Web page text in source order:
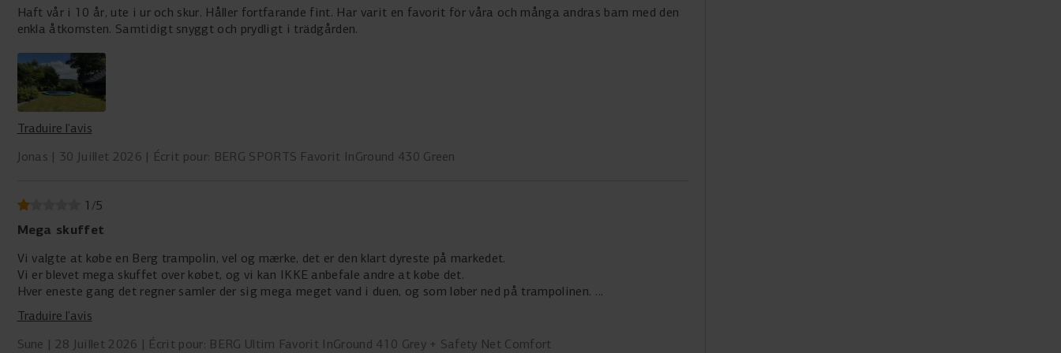
Haft vår i 10 år, ute i ur och skur. Håller fortfarande fint. Har varit en favorit för våra och många andras barn med den
enkla åtkomsten. Samtidigt snyggt och prydligt i trädgården.
Traduire l’avis
Jonas
30 Juillet 2026 Écrit pour: BERG SPORTS Favorit InGround 430 Green
1 /5
Mega skuffet
Vi valgte at købe en Berg trampolin, vel og mærke, det er den klart dyreste på markedet.
Vi er blevet mega skuffet over købet, og vi kan IKKE anbefale andre at købe det.
Hver eneste gang det regner samler der sig mega meget vand i duen, og som løber ned på trampolinen.
Det tager så lang tid at få det fjernet…
Traduire l’avis
Sune
28 Juillet 2026 Écrit pour: BERG Ultim Favorit InGround 410 Grey + Safety Net Comfort